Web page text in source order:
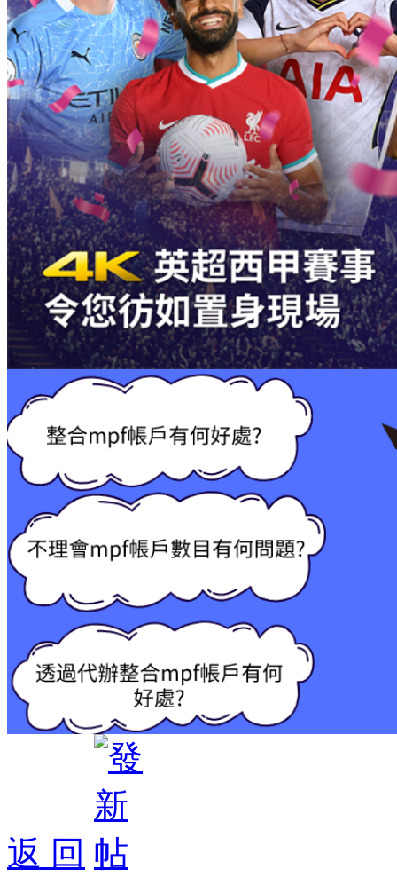
返 回